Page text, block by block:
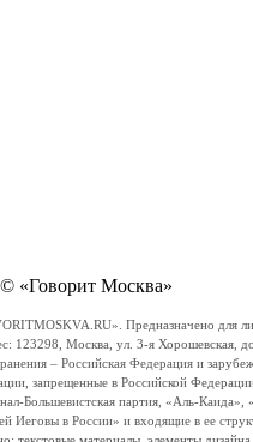
«Говорит Москва»
Предназначено для
123298, Москва, ул. 3-я
– Российская Федерация и
запрещенные в Российской
Большевистская партия, «Аль-
Иеговы в России» и входящие в ее